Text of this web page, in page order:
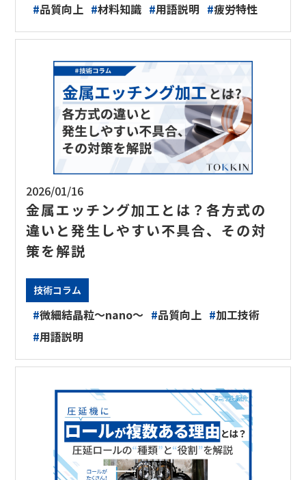
#品質向上 #材料知識 #用語説明 #疲労特性
2026/01/16
金属エッチング加工とは？各方式の
違いと発生しやすい不具合、その対
策を解説
技術コラム
#微細結晶粒～nano～ #品質向上 #加工技術
#用語説明